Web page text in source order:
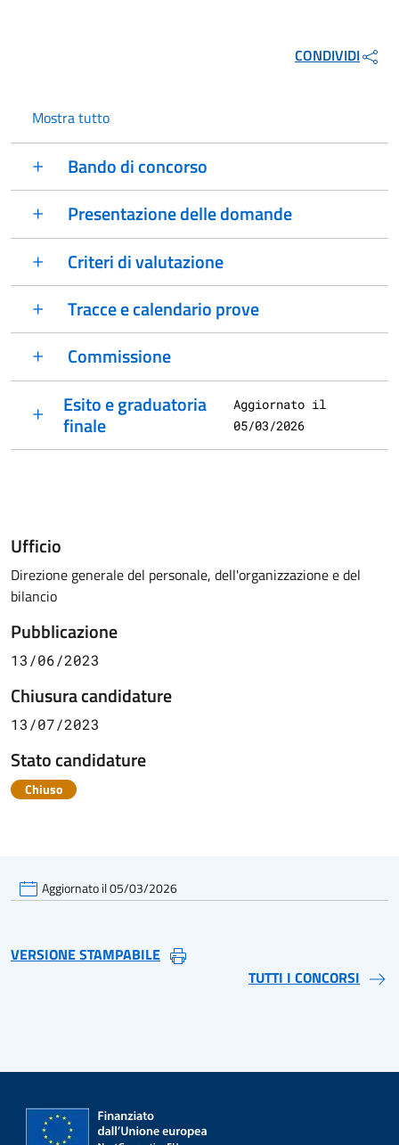
CONDIVIDI
Mostra tutto
Bando di concorso
Presentazione delle domande
Criteri di valutazione
Tracce e calendario prove
Commissione
Esito e graduatoria
finale
Aggiornato il
05/03/2026
Ufficio
Direzione generale del personale, dell'organizzazione e del
bilancio
Pubblicazione
13/06/2023
Chiusura candidature
13/07/2023
Stato candidature
Chiuso
Aggiornato il 05/03/2026
VERSIONE STAMPABILE
TUTTI I CONCORSI